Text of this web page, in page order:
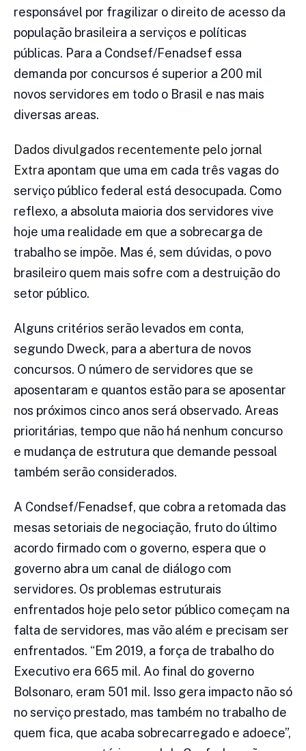
responsável por fragilizar o direito de acesso da
população brasileira a serviços e políticas
públicas. Para a Condsef/Fenadsef essa
demanda por concursos é superior a 200 mil
novos servidores em todo o Brasil e nas mais
diversas areas.
Dados divulgados recentemente pelo jornal
Extra apontam que uma em cada três vagas do
serviço público federal está desocupada. Como
reflexo, a absoluta maioria dos servidores vive
hoje uma realidade em que a sobrecarga de
trabalho se impõe. Mas é, sem dúvidas, o povo
brasileiro quem mais sofre com a destruição do
setor público.
Alguns critérios serão levados em conta,
segundo Dweck, para a abertura de novos
concursos. O número de servidores que se
aposentaram e quantos estão para se aposentar
nos próximos cinco anos será observado. Areas
prioritárias, tempo que não há nenhum concurso
e mudança de estrutura que demande pessoal
também serão considerados.
A Condsef/Fenadsef, que cobra a retomada das
mesas setoriais de negociação, fruto do último
acordo firmado com o governo, espera que o
governo abra um canal de diálogo com
servidores. Os problemas estruturais
enfrentados hoje pelo setor público começam na
falta de servidores, mas vão além e precisam ser
enfrentados. “Em 2019, a força de trabalho do
Executivo era 665 mil. Ao final do governo
Bolsonaro, eram 501 mil. Isso gera impacto não só
no serviço prestado, mas também no trabalho de
quem fica, que acaba sobrecarregado e adoece”,